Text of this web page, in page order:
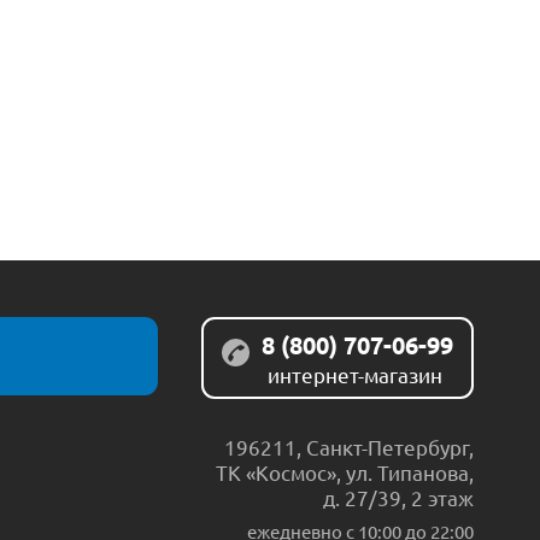
8 (800) 707-06-99
интернет-магазин
196211 Санкт-Петербург,
ТК «Космос», ул. Типанова,
д. 27/39, 2 этаж
ежедневно c 10:00 до 22:00